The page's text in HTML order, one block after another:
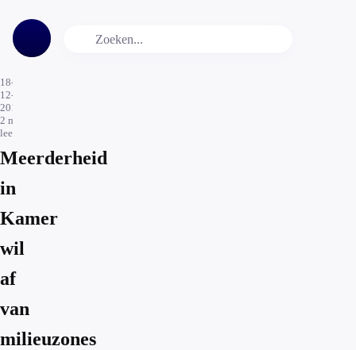
18-
12-
2015
2 min.
leestijd
Meerderheid
in
Kamer
wil
af
van
milieuzones